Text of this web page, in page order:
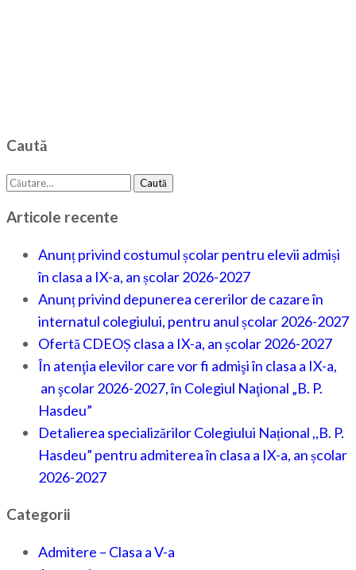
Caută
Caută
Articole recente
Anunț privind costumul școlar pentru elevii admiși
în clasa a IX-a, an școlar 2026-2027
Anunț privind depunerea cererilor de cazare în
internatul colegiului, pentru anul școlar 2026-2027
Ofertă CDEOȘ clasa a IX-a, an școlar 2026-2027
În atenţia elevilor care vor fi admişi în clasa a IX-a,
an şcolar 2026-2027, în Colegiul Naţional „B. P.
Hasdeu”
Detalierea specializărilor Colegiului Național ,,B. P.
Hasdeu” pentru admiterea în clasa a IX-a, an școlar
2026-2027
Categorii
Admitere – Clasa a V-a